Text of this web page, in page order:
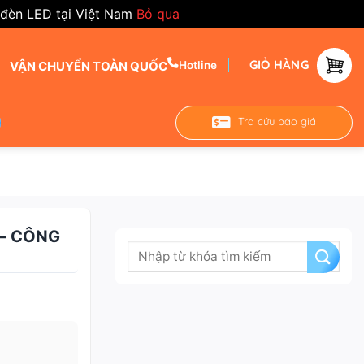
LED tại Việt Nam Bỏ qua
VẬN CHUYỂN TOÀN QUỐC Hotline GIỎ HÀNG
Tra cứu báo giá
CÔNG